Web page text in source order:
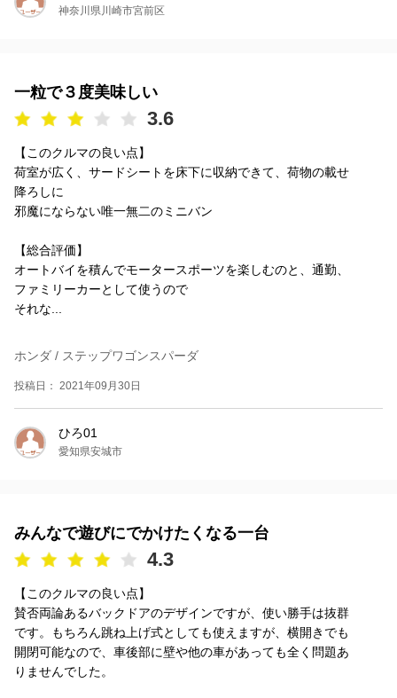
神奈川県川崎市宮前区
一粒で３度美味しい
3.6
【このクルマの良い点】
荷室が広く、サードシートを床下に収納できて、荷物の載せ
降ろしに
邪魔にならない唯一無二のミニバン
【総合評価】
オートバイを積んでモータースポーツを楽しむのと、通勤、
ファミリーカーとして使うので
それな...
ホンダ / ステップワゴンスパーダ
投稿日： 2021年09月30日
ひろ01
愛知県安城市
みんなで遊びにでかけたくなる一台
4.3
【このクルマの良い点】
賛否両論あるバックドアのデザインですが、使い勝手は抜群
です。もちろん跳ね上げ式としても使えますが、横開きでも
開閉可能なので、車後部に壁や他の車があっても全く問題あ
りませんでした。